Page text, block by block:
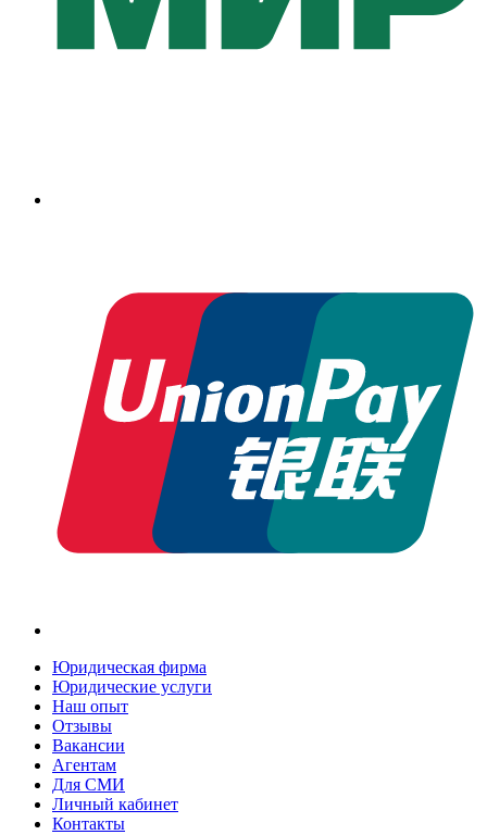
Юридическая фирма
Юридические услуги
Наш опыт
Отзывы
Вакансии
Агентам
Для СМИ
Личный кабинет
Контакты